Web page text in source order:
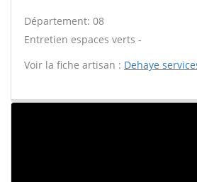
Département: 08
Entretien espaces verts -
Voir la fiche artisan : Dehaye